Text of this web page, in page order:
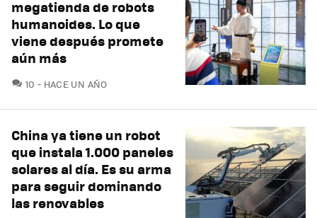
megatienda de robots
humanoides. Lo que
viene después promete
aún más
10 COMENTARIOS
HACE UN AÑO
China ya tiene un robot
que instala 1.000 paneles
solares al día. Es su arma
para seguir dominando
las renovables